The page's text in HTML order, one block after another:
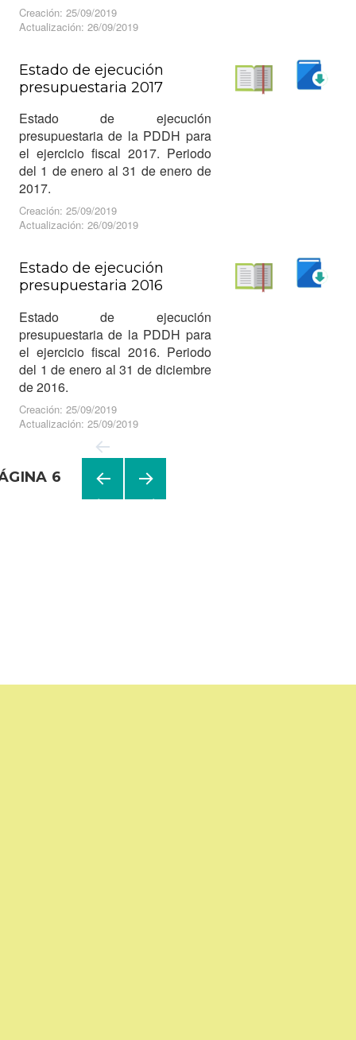
Creación: 25/09/2019
Actualización: 26/09/2019
Estado de ejecución
presupuestaria 2017
Estado de ejecución
presupuestaria de la PDDH para
el ejercicio fiscal 2017. Periodo
del 1 de enero al 31 de enero de
2017.
Creación: 25/09/2019
Actualización: 26/09/2019
Estado de ejecución
presupuestaria 2016
Estado de ejecución
presupuestaria de la PDDH para
el ejercicio fiscal 2016. Periodo
del 1 de enero al 31 de diciembre
de 2016.
Creación: 25/09/2019
Actualización: 25/09/2019
6